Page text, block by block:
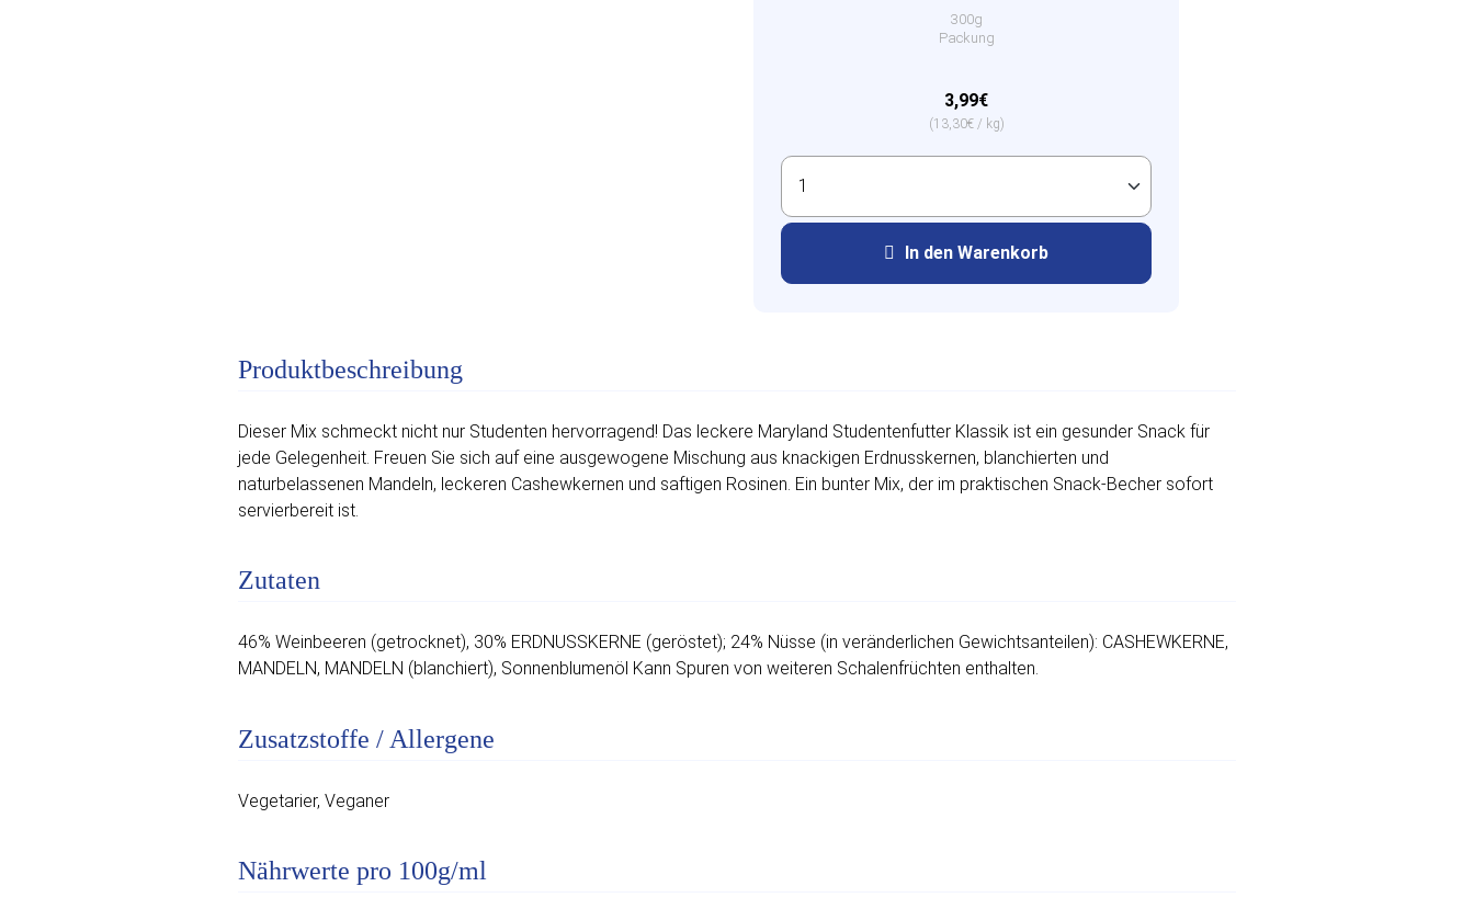
300g
Packung
3,99€
(13,30€ / kg)
In den Warenkorb
Produktbeschreibung
Dieser Mix schmeckt nicht nur Studenten hervorragend! Das leckere Maryland Studentenfutter Klassik ist ein gesunder Snack für
jede Gelegenheit. Freuen Sie sich auf eine ausgewogene Mischung aus knackigen Erdnusskernen, blanchierten und
naturbelassenen Mandeln, leckeren Cashewkernen und saftigen Rosinen. Ein bunter Mix, der im praktischen Snack-Becher sofort
servierbereit ist.
Zutaten
46% Weinbeeren (getrocknet), 30% ERDNUSSKERNE (geröstet); 24% Nüsse (in veränderlichen Gewichtsanteilen): CASHEWKERNE,
MANDELN, MANDELN (blanchiert), Sonnenblumenöl Kann Spuren von weiteren Schalenfrüchten enthalten.
Zusatzstoffe / Allergene
Vegetarier, Veganer
Nährwerte pro 100g/ml